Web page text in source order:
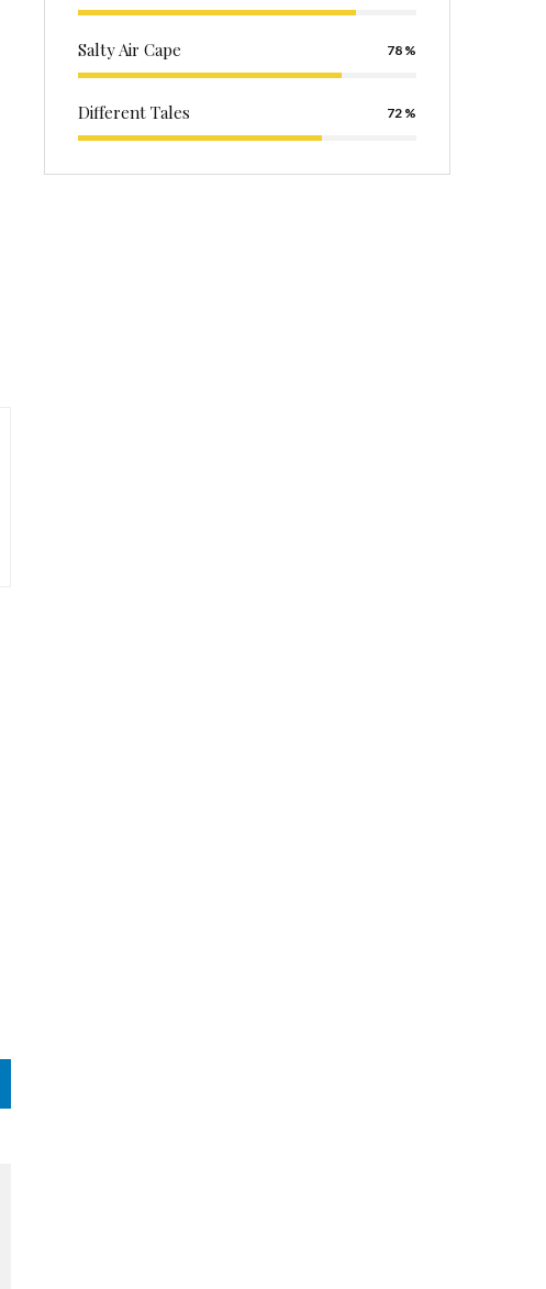
Salty Air Cape 78
Different Tales 72